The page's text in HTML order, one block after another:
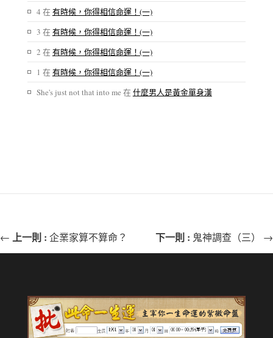
4 在有時候，你得相信命運！(一)
3 在有時候，你得相信命運！(一)
2 在有時候，你得相信命運！(一)
1 在有時候，你得相信命運！(一)
She's just not that into me 在什麼男人是黃金單身漢
下一則 : 鬼神調查（三） →
← 上一則 : 企業家算不算命？